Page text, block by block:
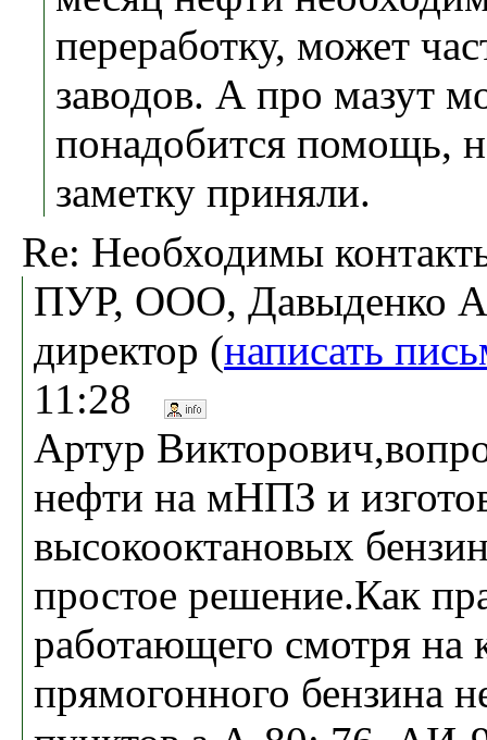
переработку, может
заводов. А про мазут
понадобится помощь,
заметку приняли.
Re: Необходимы
ПУР, ООО, Давыденко
директор (написать
11:28
Артур
нефти на мНПЗ и
высокооктановых
простое решение.Как
работающего смотря
прямогонного бензина